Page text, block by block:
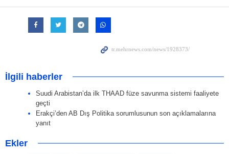
İlgili haberler
Suudi Arabistan’da ilk THAAD füze savunma sistemi faaliyete
geçti
Erakçi’den AB Dış Politika sorumlusunun son açıklamalarına
yanıt
Ekler